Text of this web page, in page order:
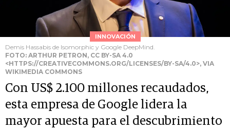
INNOVACIÓN
Demis Hassabis de Isomorphic y Google DeepMind.
FOTO: ARTHUR PETRON, CC BY-SA 4.0
<HTTPS://CREATIVECOMMONS.ORG/LICENSES/BY-SA/4.0>, VIA
WIKIMEDIA COMMONS
Con US$ 2.100 millones recaudados,
esta empresa de Google lidera la
mayor apuesta para el descubrimiento